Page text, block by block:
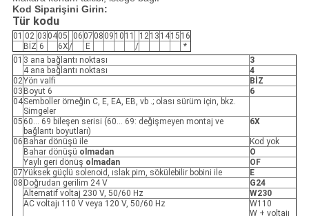
Kod Siparişini Girin:
Tür kodu
01 02 03 0405 06 07 08 09 10 11 1213 1415 16
BİZ 6 6X/ E /
*
01 3 ana bağlantı noktası
3
4 ana bağlantı noktası
4
02Yön valfi
BİZ
03 Boyut 6
6
04Semboller örneğin C, E, EA, EB, vb .; olası sürüm için, bkz.
Simgeler
05 60… 69 bileşen serisi (60… 69: değişmeyen montaj ve
bağlantı boyutları)
6X
06 Bahar dönüşü ile
Kod yok
Bahar dönüşü olmadan
O
Yaylı geri dönüş olmadan
OF
07Yüksek güçlü solenoid, ıslak pim, sökülebilir bobini ile
E
08 Doğrudan gerilim 24 V
G24
Alternatif voltaj 230 V, 50/60 Hz
W230
AC voltajı 110 V veya 120 V, 50/60 Hz
W110
W + voltajı